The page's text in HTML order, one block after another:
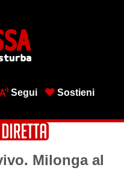
Segui
Sostieni
Milonga al